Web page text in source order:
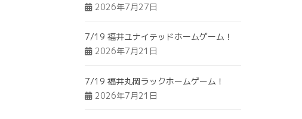
2026年7月27日
7/19 福井ユナイテッドホームゲーム！
2026年7月21日
7/19 福井丸岡ラックホームゲーム！
2026年7月21日